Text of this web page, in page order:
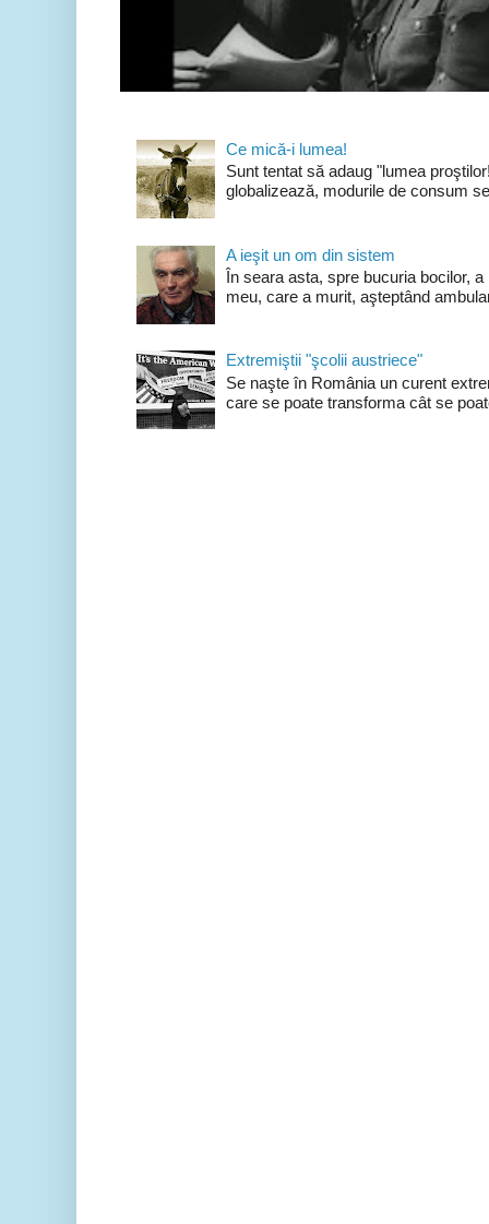
Ce mică-i lumea!
Sunt tentat să adaug "lumea
globalizează, modurile de consum
A ieşit un om din sistem
În seara asta, spre bucuria bocilor,
meu, care a murit, aşteptând
Extremiştii "şcolii austriece"
Se naşte în România un curent
care se poate transforma cât se